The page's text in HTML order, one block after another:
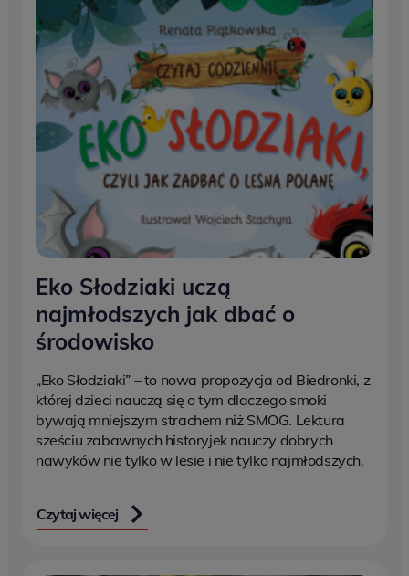
Eko Słodziaki uczą
najmłodszych jak dbać o
środowisko
„Eko Słodziaki” – to nowa propozycja od Biedronki, z
której dzieci nauczą się o tym dlaczego smoki
bywają mniejszym strachem niż SMOG. Lektura
sześciu zabawnych historyjek nauczy dobrych
nawyków nie tylko w lesie i nie tylko najmłodszych.
Czytaj więcej